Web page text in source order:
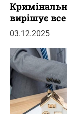
вирішує все
03.12.2025